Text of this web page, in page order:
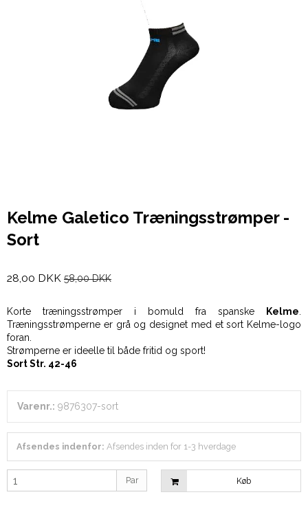
Kelme Galetico Træningsstrømper -
Sort
28,00 DKK 58,00 DKK
Korte træningsstrømper i bomuld fra spanske Kelme
Træningsstrømperne er grå og designet med et sort Kelme-logo
foran.
Strømperne er ideelle til både fritid og sport!
Sort Str. 42-46
Varenr.: 9876307-sort
Afsendes indenfor: Afsendes inden for 1-3 hverdage
Par Køb